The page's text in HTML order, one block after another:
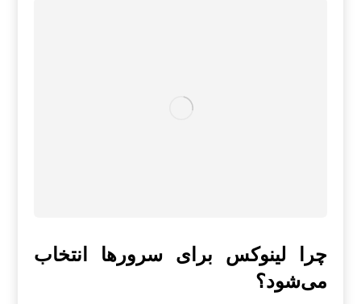
چرا لینوکس برای سرورها انتخاب
می‌شود؟